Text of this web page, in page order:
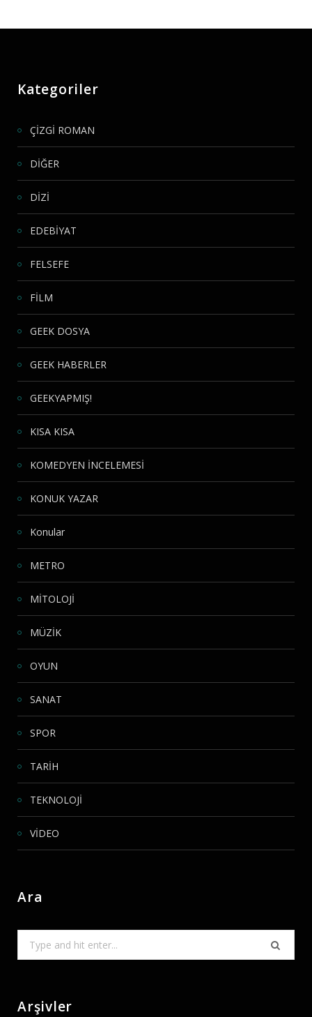
Kategoriler
ÇİZGİ ROMAN
DİĞER
DİZİ
EDEBİYAT
FELSEFE
FİLM
GEEK DOSYA
GEEK HABERLER
GEEKYAPMIŞ!
KISA KISA
KOMEDYEN İNCELEMESİ
KONUK YAZAR
Konular
METRO
MİTOLOJİ
MÜZİK
OYUN
SANAT
SPOR
TARİH
TEKNOLOJİ
VİDEO
Ara
for:
Arşivler